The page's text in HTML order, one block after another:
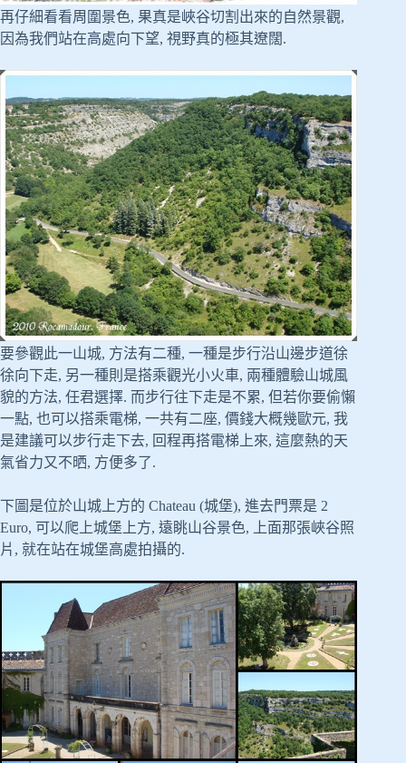
再仔細看看周圍景色, 果真是峽谷切割出來的自然景觀,
因為我們站在高處向下望, 視野真的極其遼闊.
要參觀此一山城, 方法有二種, 一種是步行沿山邊步道徐
徐向下走, 另一種則是搭乘觀光小火車, 兩種體驗山城風
貌的方法, 任君選擇. 而步行往下走是不累, 但若你要偷懶
一點, 也可以搭乘電梯, 一共有二座, 價錢大概幾歐元, 我
是建議可以步行走下去, 回程再搭電梯上來, 這麼熱的天
氣省力又不晒, 方便多了.
下圖是位於山城上方的 Chateau (城堡), 進去門票是 2
Euro, 可以爬上城堡上方, 遠眺山谷景色, 上面那張峽谷照
片, 就在站在城堡高處拍攝的.